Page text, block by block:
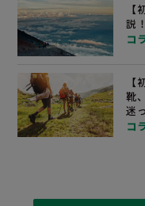
【
説！
コ
【
靴、
迷
コ